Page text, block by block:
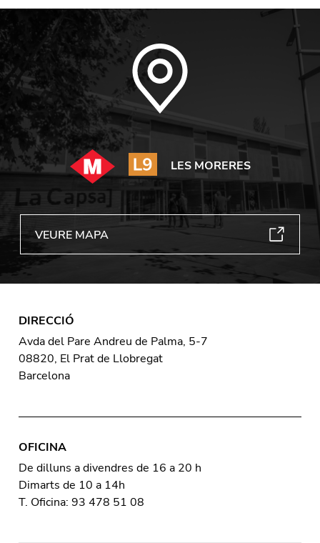
LES MORERES
VEURE MAPA
DIRECCIÓ
Avda del Pare Andreu de Palma, 5-7
08820, El Prat de Llobregat
Barcelona
OFICINA
De dilluns a divendres de 16 a 20 h
Dimarts de 10 a 14h
T. Oficina: 93 478 51 08